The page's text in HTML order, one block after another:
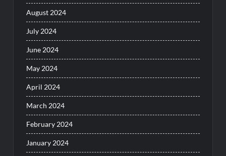
August 2024
July 2024
June 2024
May 2024
April 2024
March 2024
February 2024
January 2024